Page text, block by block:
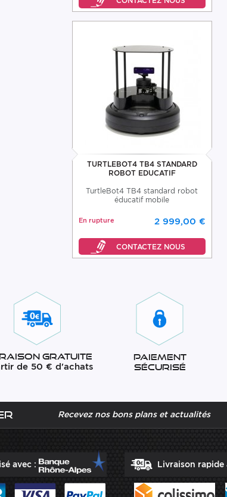
TURTLEBOT4 TB4 STANDARD
ROBOT EDUCATIF
TurtleBot4 TB4 standard robot
éducatif mobile
2 999,00 €
En rupture
gratuite
de 50 € d'achats
Paiement
sécurisé
Recevez nos bons plans et actualités
avec : Livraison rapide